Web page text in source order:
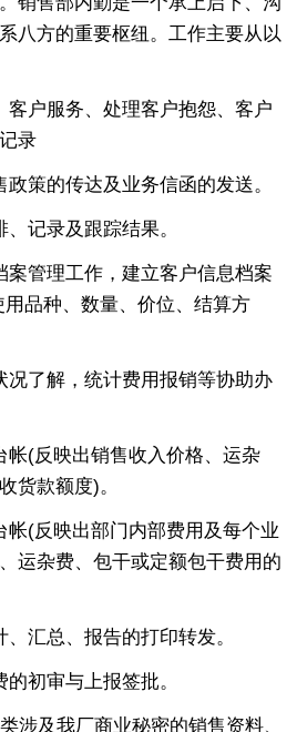
八方的重要枢纽。工作主要从以
户服务、处理客户抱怨、客户
录
策的传达及业务信函的发送。
记录及跟踪结果。
管理工作，建立客户信息档案
品种、数量、价位、结算方
了解，统计费用报销等协助办
(反映出销售收入价格、运杂
货款额度)。
(反映出部门内部费用及每个业
运杂费、包干或定额包干费用的
汇总、报告的打印转发。
初审与上报签批。
及我厂商业秘密的销售资料、